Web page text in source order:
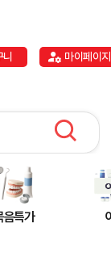
마이페이지
음특가